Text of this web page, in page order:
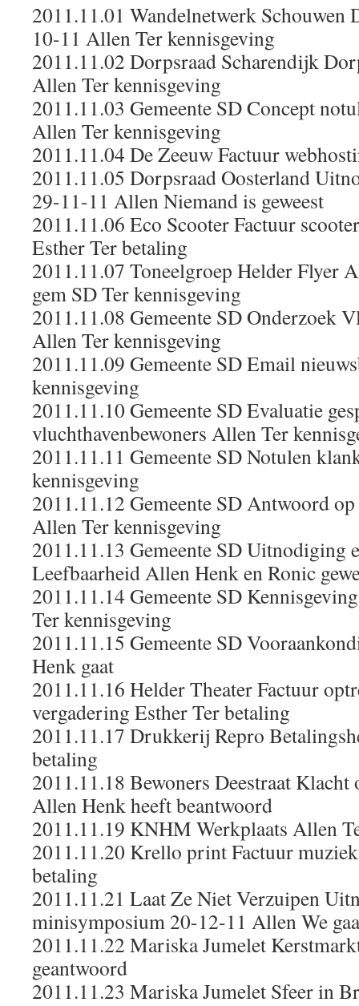
2011.11.01 Wandelnetwerk Schouwen
10-11 Allen Ter kennisgeving
2011.11.02 Dorpsraad Scharendijk
Allen Ter kennisgeving
2011.11.03 Gemeente SD Concept
Allen Ter kennisgeving
2011.11.04 De Zeeuw Factuur
2011.11.05 Dorpsraad Oosterland
29-11-11 Allen Niemand is geweest
2011.11.06 Eco Scooter Factuur
Esther Ter betaling
2011.11.07 Toneelgroep Helder Flyer
gem SD Ter kennisgeving
2011.11.08 Gemeente SD Onderzoek
Allen Ter kennisgeving
2011.11.09 Gemeente SD Email
kennisgeving
2011.11.10 Gemeente SD Evaluatie
vluchthavenbewoners Allen Ter
2011.11.11 Gemeente SD Notulen
kennisgeving
2011.11.12 Gemeente SD Antwoord
Allen Ter kennisgeving
2011.11.13 Gemeente SD Uitnodiging
Leefbaarheid Allen Henk en Ronic
2011.11.14 Gemeente SD
Ter kennisgeving
2011.11.15 Gemeente SD
Henk gaat
2011.11.16 Helder Theater Factuur
vergadering Esther Ter betaling
2011.11.17 Drukkerij Repro
betaling
2011.11.18 Bewoners Deestraat
Allen Henk heeft beantwoord
2011.11.19 KNHM Werkplaats Allen
2011.11.20 Krello print Factuur
betaling
2011.11.21 Laat Ze Niet Verzuipen
minisymposium 20-12-11 Allen We
2011.11.22 Mariska Jumelet
geantwoord
2011.11.23 Mariska Jumelet Sfeer in